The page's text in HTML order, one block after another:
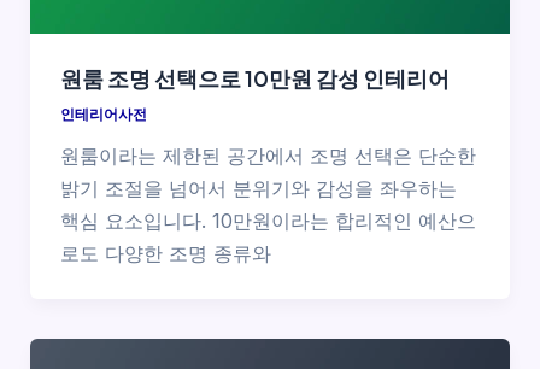
원룸 조명 선택으로 10만원 감성 인테리어
인테리어사전
원룸이라는 제한된 공간에서 조명 선택은 단순한
밝기 조절을 넘어서 분위기와 감성을 좌우하는
핵심 요소입니다. 10만원이라는 합리적인 예산으
로도 다양한 조명 종류와